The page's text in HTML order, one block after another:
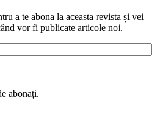
a te abona la aceasta revista și vei
vor fi publicate articole noi.
abonați.